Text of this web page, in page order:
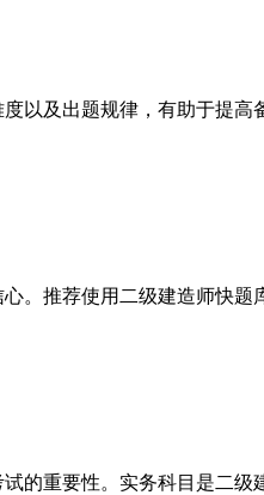
以及出题规律，有助于提高
。推荐使用二级建造师快
的重要性。实务科目是二